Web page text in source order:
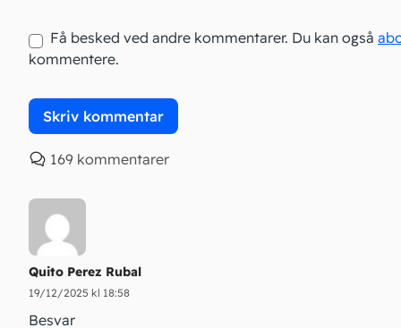
Få besked ved andre kommentarer. Du kan også
kommentere.
169 kommentarer
Quito Perez Rubal
19/12/2025 kl 18:58
Besvar